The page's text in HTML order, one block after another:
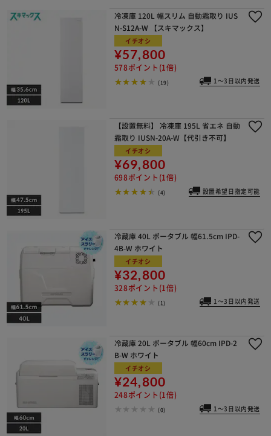
冷凍庫 120L 幅スリム 自動霜取り IUS
N-S12A-W 【スキマックス】
イチオシ
¥57,800
578ポイント(1倍)
(19) 1～3日以内発送
【設置無料】 冷凍庫 195L 省エネ 自動
霜取り IUSN-20A-W【代引き不可】
イチオシ
¥69,800
698ポイント(1倍)
(4) 設置希望日指定可能
冷蔵庫 40L ポータブル 幅61.5cm IPD-
4B-W ホワイト
イチオシ
¥32,800
328ポイント(1倍)
(1) 1～3日以内発送
冷蔵庫 20L ポータブル 幅60cm IPD-2
B-W ホワイト
イチオシ
¥24,800
248ポイント(1倍)
(0) 1～3日以内発送